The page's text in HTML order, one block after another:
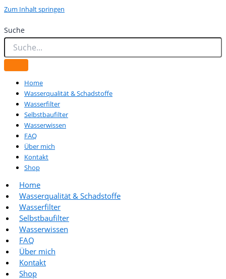
Zum Inhalt springen
Suche
Home
Wasserqualität & Schadstoffe
Wasserfilter
Selbstbaufilter
Wasserwissen
FAQ
Über mich
Kontakt
Shop
Home
Wasserqualität & Schadstoffe
Wasserfilter
Selbstbaufilter
Wasserwissen
FAQ
Über mich
Kontakt
Shop